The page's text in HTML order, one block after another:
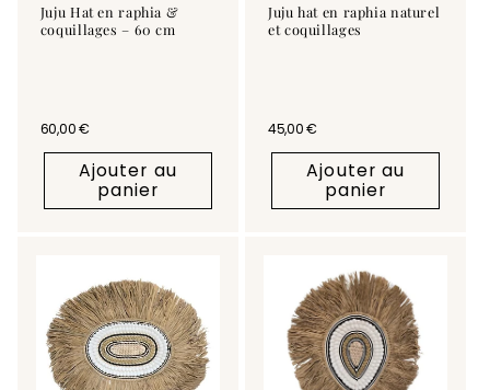
Juju Hat en raphia &
coquillages – 60 cm
Prix habituel
60,00 €
Ajouter au
panier
Juju hat en raphia naturel
et coquillages
Prix habituel
45,00 €
Ajouter au
panier